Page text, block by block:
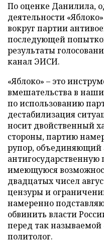
По оценке Данилила,
деятельности
вокруг партии
последующей
результаты
канал ЭИСИ.
«Яблоко» – это
вмешательства в
по использованию
дестабилизация
носит двойственный
стороны, партию
рупор, объединяющий
антигосударственную
имеющуюся
двадцатых чисел
цензуры и
намеренно
обвинить власти
перед так называемой
политолог.